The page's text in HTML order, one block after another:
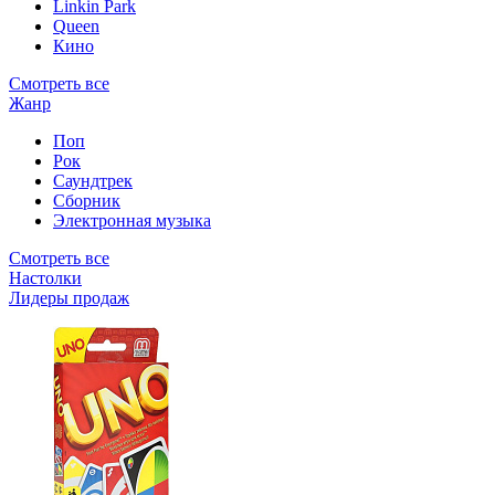
Linkin Park
Queen
Кино
Смотреть все
Жанр
Поп
Рок
Саундтрек
Сборник
Электронная музыка
Смотреть все
Настолки
Лидеры продаж